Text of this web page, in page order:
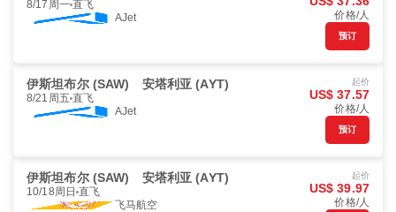
8/17周一 直飞
AJet
价格/人
预订
伊斯坦布尔 (SAW) 安塔利亚 (AYT)
8/21周五 直飞
AJet
起价
US$ 37.57
价格/人
预订
伊斯坦布尔 (SAW) 安塔利亚 (AYT)
10/18周日 直飞
飞马航空
起价
US$ 39.97
价格/人